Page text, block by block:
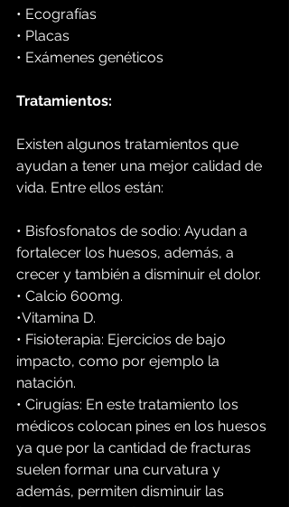
• Ecografías
• Placas
• Exámenes genéticos
Tratamientos:
Existen algunos tratamientos que
ayudan a tener una mejor calidad de
vida. Entre ellos están:
• Bisfosfonatos de sodio: Ayudan a
fortalecer los huesos, además, a
crecer y también a disminuir el dolor.
• Calcio 600mg.
•Vitamina D.
• Fisioterapia: Ejercicios de bajo
impacto, como por ejemplo la
natación.
• Cirugías: En este tratamiento los
médicos colocan pines en los huesos
ya que por la cantidad de fracturas
suelen formar una curvatura y
además, permiten disminuir las